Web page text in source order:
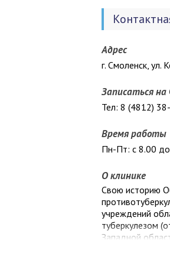
Адрес
г. Смоленск, ул.
Записаться
Тел: 8 (4812)
Время работы
Пн-Пт: с 8.00
О клинике
Свою историю
учреждений
туберкулезом
Западной
последующем